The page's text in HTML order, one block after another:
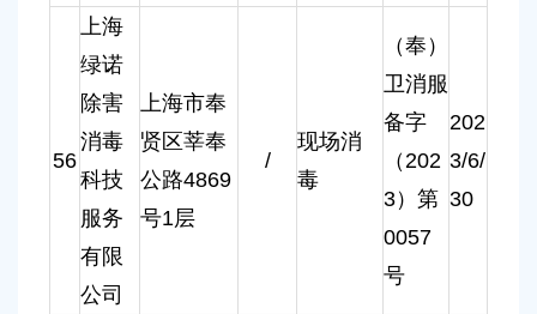
56
上海
绿诺
除害
消毒
科技
服务
有限
公司
上海市奉
贤区莘奉
公路4869
号1层
/
现场消
毒
（奉）
卫消服
备字
（202
3）第
0057
号
202
3/6/
30